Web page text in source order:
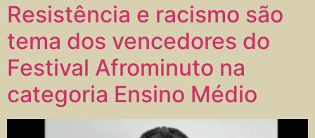
Resistência e racismo são
tema dos vencedores do
Festival Afrominuto na
categoria Ensino Médio